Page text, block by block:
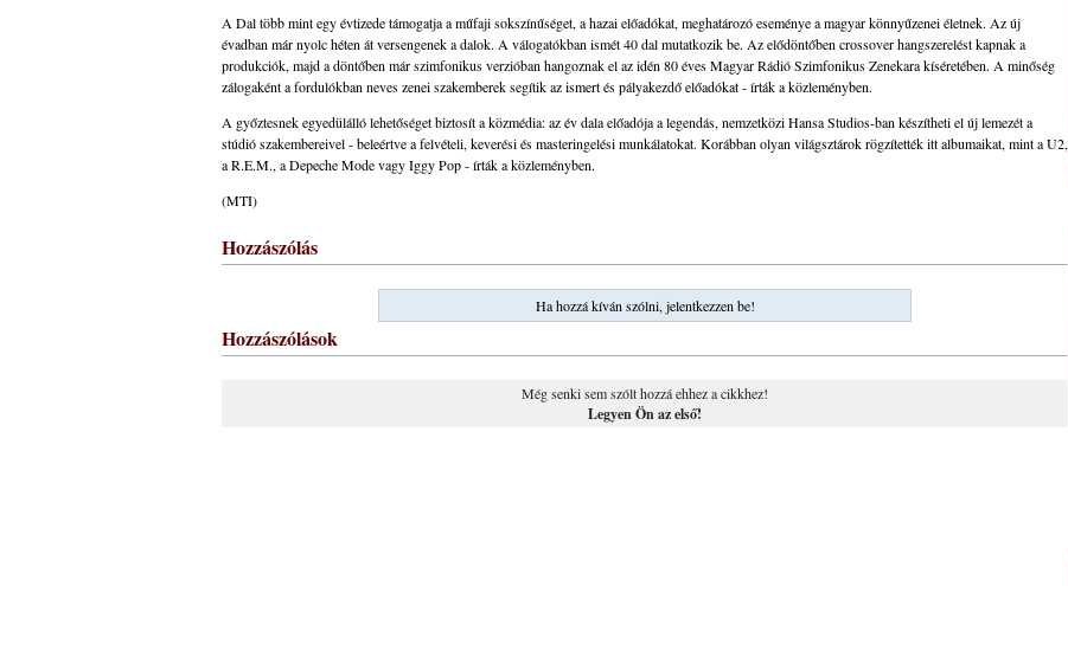
A Dal több mint egy évtizede támogatja a műfaji sokszínűséget, a hazai előadókat, meghatározó eseménye a magyar könnyűzenei életnek. Az új
évadban már nyolc héten át versengenek a dalok. A válogatókban ismét 40 dal mutatkozik be. Az elődöntőben crossover hangszerelést kapnak a
produkciók, majd a döntőben már szimfonikus verzióban hangoznak el az idén 80 éves Magyar Rádió Szimfonikus Zenekara kíséretében. A minőség
zálogaként a fordulókban neves zenei szakemberek segítik az ismert és pályakezdő előadókat - írták a közleményben.
A győztesnek egyedülálló lehetőséget biztosít a közmédia: az év dala előadója a legendás, nemzetközi Hansa Studios-ban készítheti el új lemezét a
stúdió szakembereivel - beleértve a felvételi, keverési és masteringelési munkálatokat. Korábban olyan világsztárok rögzítették itt albumaikat, mint a U2,
a R.E.M., a Depeche Mode vagy Iggy Pop - írták a közleményben.
(MTI)
Hozzászólás
Ha hozzá kíván szólni, jelentkezzen be!
Hozzászólások
Még senki sem szólt hozzá ehhez a cikkhez!
Legyen Ön az első!